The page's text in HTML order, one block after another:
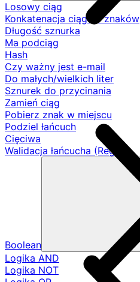
Losowy ciąg
Konkatenacja ciągów znaków
Długość sznurka
Ma podciąg
Hash
Czy ważny jest e-mail
Do małych/wielkich liter
Sznurek do przycinania
Zamień ciąg
Pobierz znak w miejscu
Podziel łańcuch
Cięciwa
Walidacja łańcucha (Regex)
Boolean
Logika AND
Logika NOT